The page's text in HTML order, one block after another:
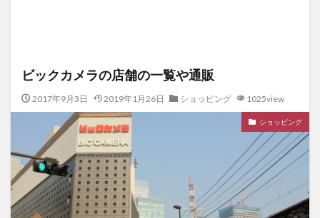
ビックカメラの店舗の一覧や通販
2017年9月3日 2019年1月26日 ショッピング 1025view
ショッピング